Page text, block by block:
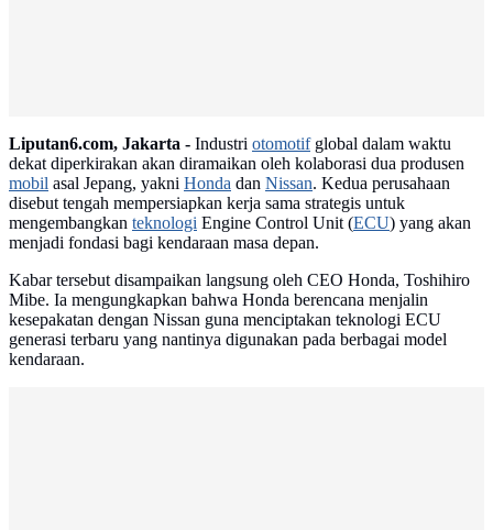
Liputan6.com, Jakarta - Industri otomotifglobal dalam waktu
dekat diperkirakan akan diramaikan oleh kolaborasi dua produsen
mobil asal Jepang, yakni Honda dan Nissan. Kedua perusahaan
disebut tengah mempersiapkan kerja sama strategis untuk
mengembangkan teknologi Engine Control Unit (ECU) yang akan
menjadi fondasi bagi kendaraan masa depan.
Kabar tersebut disampaikan langsung oleh CEO Honda, Toshihiro
Mibe. Ia mengungkapkan bahwa Honda berencana menjalin
kesepakatan dengan Nissan guna menciptakan teknologi ECU
generasi terbaru yang nantinya digunakan pada berbagai model
kendaraan.